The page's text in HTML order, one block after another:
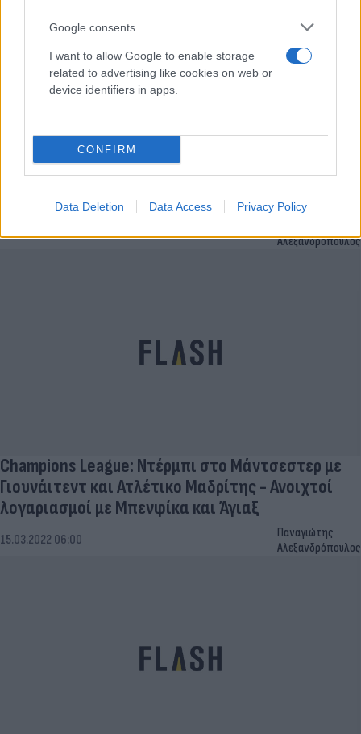
Google consents
I want to allow Google to enable storage
related to advertising like cookies on web or
device identifiers in apps.
CONFIRM
Data Deletion Data Access Privacy Policy
Champions League: Η Ατλέτικο απέκλεισε τη
Γιουνάιτεντ, στους «8» και η Μπενφίκα
16.03.2022 00:12
Αλεξανδρόπουλος
Champions League: Ντέρμπι στο Μάντσεστερ με
Γιουνάιτεντ και Ατλέτικο Μαδρίτης - Ανοιχτοί
λογαριασμοί με Μπενφίκα και Άγιαξ
15.03.2022 06:00
Παναγιώτης
Αλεξανδρόπουλος